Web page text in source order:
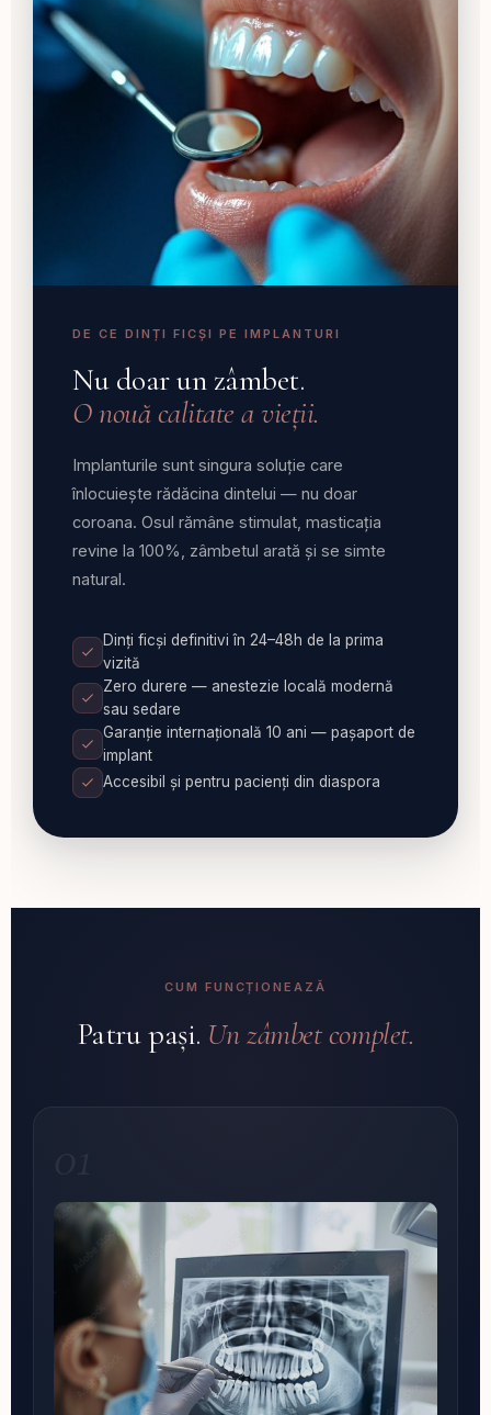
DE CE DINȚI FICȘI PE IMPLANTURI
Nu doar un zâmbet.
O nouă calitate a vieții.
Implanturile sunt singura soluție care
înlocuiește rădăcina dintelui — nu doar
coroana. Osul rămâne stimulat, masticația
revine la 100%, zâmbetul arată și se simte
natural.
Dinți ficși definitivi în 24–48h de la prima
vizită
Zero durere — anestezie locală modernă
sau sedare
Garanție internațională 10 ani — pașaport de
implant
Accesibil și pentru pacienți din diaspora
CUM FUNCȚIONEAZĂ
Patru pași. Un zâmbet complet.